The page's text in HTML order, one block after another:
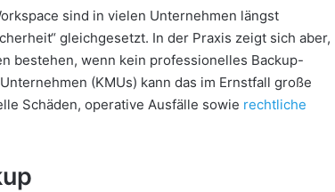
sind in vielen Unternehmen längst
gleichgesetzt. In der Praxis zeigt sich aber,
bestehen, wenn kein professionelles Backup-
(KMUs) kann das im Ernstfall große
Schäden, operative Ausfälle sowie rechtliche